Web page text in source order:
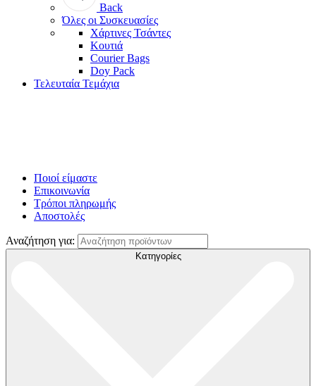
Back
Όλες οι Συσκευασίες
Χάρτινες Τσάντες
Κουτιά
Courier Bags
Doy Pack
Τελευταία Τεμάχια
Ποιοί είμαστε
Επικοινωνία
Τρόποι πληρωμής
Αποστολές
Αναζήτηση για:
Κατηγορίες